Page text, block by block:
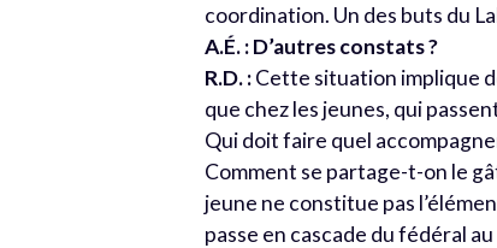
coordination. Un des buts du
A.É. : D’autres constats ?
R.D. :Cette situation implique
que chez les jeunes, qui
Qui doit faire quel
Comment se partage-t-on le
jeune ne constitue pas
passe en cascade du fédéral